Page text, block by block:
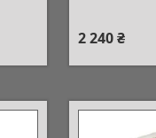
2 240 ₴